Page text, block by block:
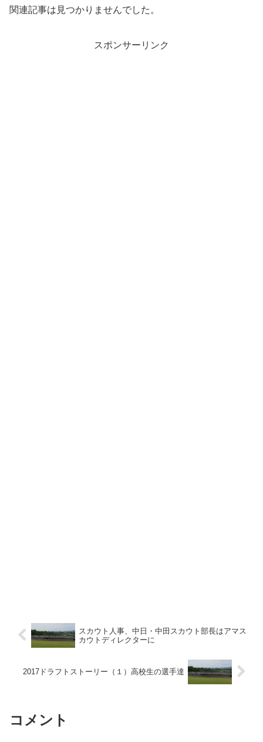
関連記事は見つかりませんでした。
スポンサーリンク
スカウト人事、中日・中田スカウト部長はアマス
カウトディレクターに
2017ドラフトストーリー（１）高校生の選手達
コメント